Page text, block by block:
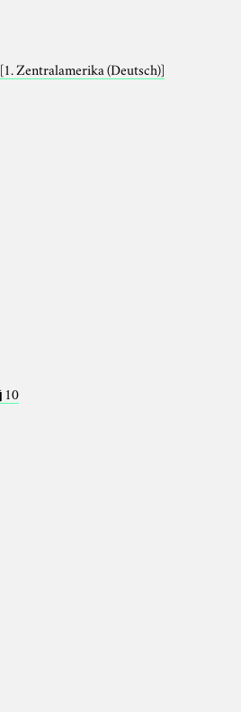
[1. Zentralamerika (Deutsch)]
10